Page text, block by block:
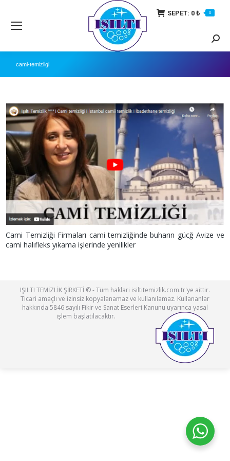
SEPET: 0 ₺ 0
cami-temizligi
Cami Temizliği Firmaları cami temizliğinde buharın gücğ Avize ve
cami halıfleks yıkama işlerinde yenilikler
IŞILTI TEMİZLİK ŞİRKETİ © - Tüm haklari isiltitemizlik.com.tr'ye aittir.
Ticari amaçlı ve izinsiz kopyalanamaz ve kullanılamaz. Kullananlar
hakkında 5846 sayılı Fikir ve Sanat Eserleri Kanunu uyarınca yasal
işlem başlatılacaktır.